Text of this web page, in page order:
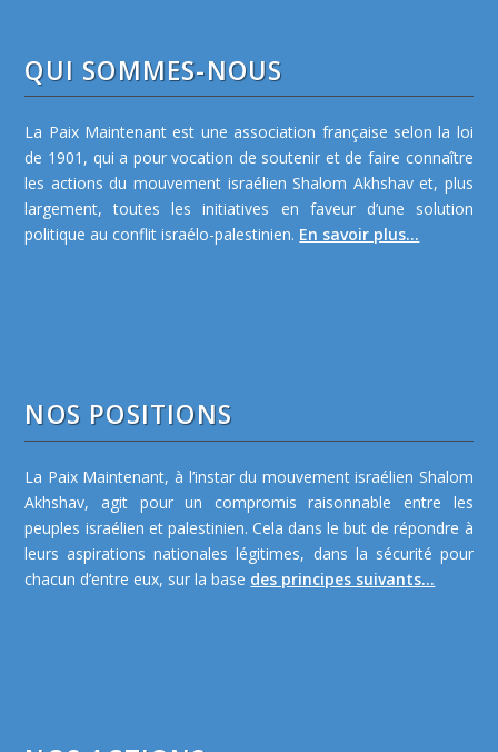
QUI SOMMES-NOUS
La Paix Maintenant est une association française selon la loi
de 1901, qui a pour vocation de soutenir et de faire connaître
les actions du mouvement israélien Shalom Akhshav et, plus
largement, toutes les initiatives en faveur d’une solution
politique au conflit israélo-palestinien. En savoir plus...
NOS POSITIONS
La Paix Maintenant, à l’instar du mouvement israélien Shalom
Akhshav, agit pour un compromis raisonnable entre les
peuples israélien et palestinien. Cela dans le but de répondre à
leurs aspirations nationales légitimes, dans la sécurité pour
chacun d’entre eux, sur la base des principes suivants...